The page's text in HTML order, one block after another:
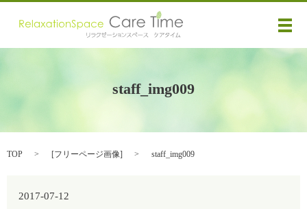
メ
staff_img009
TOP [フリーページ画像] staff_img009
2017-07-12